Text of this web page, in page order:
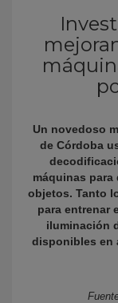
Un novedoso
de Córdoba
máquinas
objetos. Tanto
para entrenar
iluminación
disponibles en